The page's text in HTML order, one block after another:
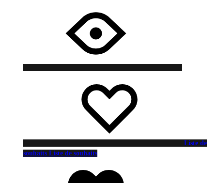
Liste de
souhaits Liste de souhaits